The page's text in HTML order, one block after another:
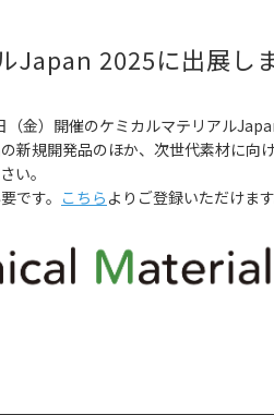
Japan 2025に出展し
金）開催のケミカルマテリアル
新規開発品のほか、次世代素材に向
い。
です。 こちら よりご登録いただけます